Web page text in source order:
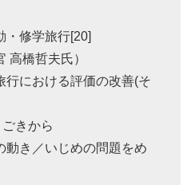
・修学旅行[20]
高橋哲夫氏）
行における評価の改善(そ
きから
動き／いじめの問題をめ